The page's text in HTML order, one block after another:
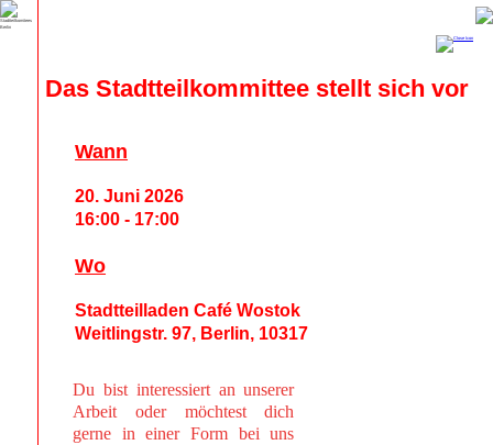
Das Stadtteilkommittee stellt sich vor
Du bist interessiert an unserer
Arbeit oder möchtest dich
gerne in einer Form bei uns
Wann
20. Juni 2026
16:00 - 17:00
Wo
Stadtteilladen Café Wostok
Weitlingstr. 97, Berlin, 10317